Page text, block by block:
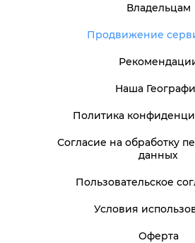
Владельцам
Продвижение
Наша
Политика
Согласие на обработку
данных
Пользовательское
Условия
Оферта